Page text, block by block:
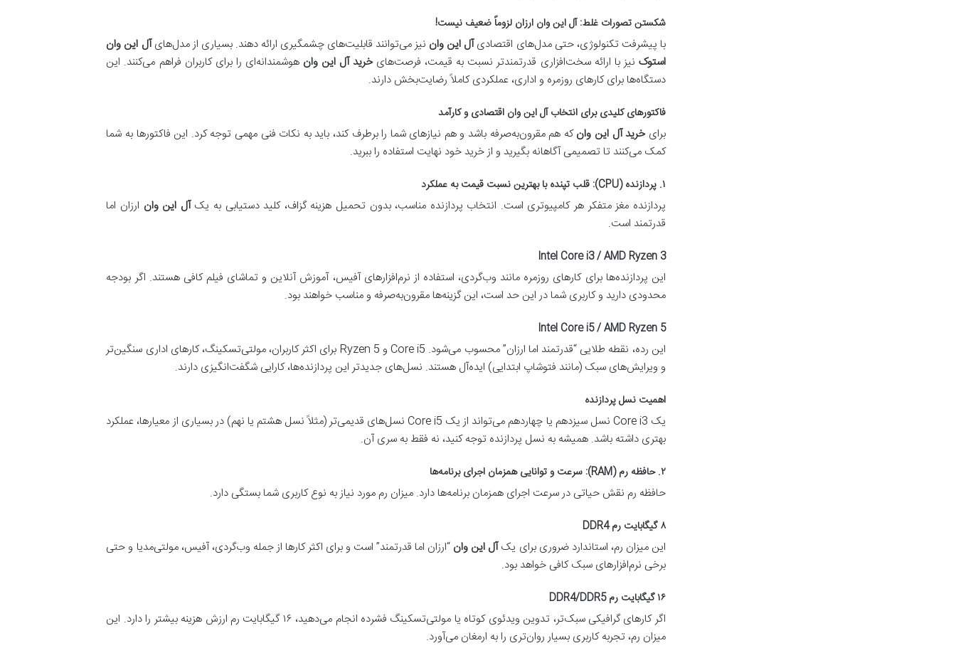
شکستن تصورات غلط: آل این وان ارزان لزوماً ضعیف نیست!
با پیشرفت تکنولوژی، حتی مدل‌های اقتصادیآل این وان نیز می‌توانند قابلیت‌های چشمگیری ارائه دهند. بسیاری از مدل‌های آل این وان
استوک نیز با ارائه سخت‌افزاری قدرتمندتر نسبت به قیمت، فرصت‌های خرید آل این وان هوشمندانه‌ای را برای کاربران فراهم می‌کنند. این
دستگاه‌ها برای کارهای روزمره و اداری، عملکردی کاملاً رضایت‌بخش دارند.
فاکتورهای کلیدی برای انتخاب آل این وان اقتصادی و کارآمد
برای خرید آل این وان که هم مقرون‌به‌صرفه باشد و هم نیازهای شما را برطرف کند، باید به نکات فنی مهمی توجه کرد. این فاکتورها به شما
کمک می‌کنند تا تصمیمی آگاهانه بگیرید و از خرید خود نهایت استفاده را ببرید.
۱. پردازنده (CPU): قلب تپنده با بهترین نسبت قیمت به عملکرد
پردازنده مغز متفکر هر کامپیوتری است. انتخاب پردازنده مناسب، بدون تحمیل هزینه گزاف، کلید دستیابی به یک آل این وان ارزان اما
قدرتمند است.
Intel Core i3 / AMD Ryzen 3
این پردازنده‌ها برای کارهای روزمره مانند وب‌گردی، استفاده از نرم‌افزارهای آفیس، آموزش آنلاین و تماشای فیلم کافی هستند. اگر بودجه
محدودی دارید و کاربری شما در این حد است، این گزینه‌ها مقرون‌به‌صرفه و مناسب خواهند بود.
Intel Core i5 / AMD Ryzen 5
این رده، نقطه طلایی “قدرتمند اما ارزان” محسوب می‌شود. Core i5 و Ryzen 5 برای اکثر کاربران، مولتی‌تسکینگ، کارهای اداری سنگین‌تر
و ویرایش‌های سبک (مانند فتوشاپ ابتدایی) ایده‌آل هستند. نسل‌های جدیدتر این پردازنده‌ها، کارایی شگفت‌انگیزی دارند.
اهمیت نسل پردازنده
یک Core i3 نسل سیزدهم یا چهاردهم می‌تواند از یک Core i5 نسل‌های قدیمی‌تر (مثلاً نسل هشتم یا نهم) در بسیاری از معیارها، عملکرد
بهتری داشته باشد. همیشه به نسل پردازنده توجه کنید، نه فقط به سری آن.
۲. حافظه رم (RAM): سرعت و توانایی همزمان اجرای برنامه‌ها
حافظه رم نقش حیاتی در سرعت اجرای همزمان برنامه‌ها دارد. میزان رم مورد نیاز به نوع کاربری شما بستگی دارد.
۸ گیگابایت رم DDR4
این میزان رم، استاندارد ضروری برای یکآل این وان “ارزان اما قدرتمند” است و برای اکثر کارها از جمله وب‌گردی، آفیس، مولتی‌مدیا و حتی
برخی نرم‌افزارهای سبک کافی خواهد بود.
۱۶ گیگابایت رم DDR4/DDR5
اگر کارهای گرافیکی سبک‌تر، تدوین ویدئوی کوتاه یا مولتی‌تسکینگ فشرده انجام می‌دهید، ۱۶ گیگابایت رم ارزش هزینه بیشتر را دارد. این
میزان رم، تجربه کاربری بسیار روان‌تری را به ارمغان می‌آورد.